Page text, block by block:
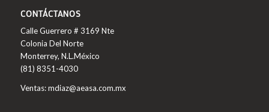
CONTÁCTANOS
Calle Guerrero # 3169 Nte
Colonia Del Norte
Monterrey, N.L.México
(81) 8351-4030
Ventas: mdiaz@aeasa.com.mx